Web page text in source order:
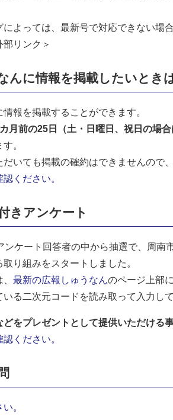
よっては、最新号で対応できない場合
部リンク＞
んに情報を掲載したいとき
情報を掲載することができます。
月前の25日（土・日曜日、祝日の場
。​
いても掲載の確約はできませんので
ください。
きアンケート
ンケート回答者の中から抽選で、周南
り組みをスタートしました。
最新の広報しゅうなんのページ上部
る二次元コードを読み取って入力して
をプレゼントとして提供いただける
ください。
。